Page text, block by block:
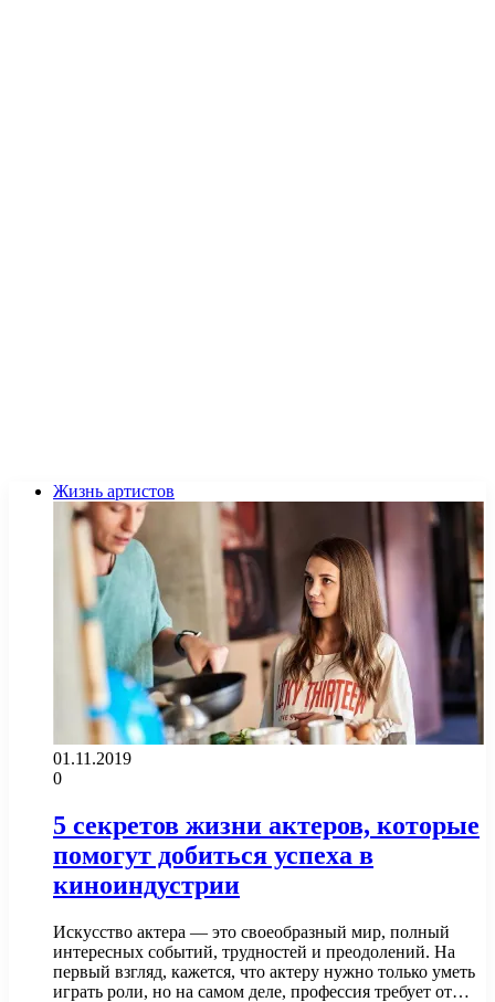
Жизнь артистов
01.11.2019
0
5 секретов жизни актеров, которые
помогут добиться успеха в
киноиндустрии
Искусство актера — это своеобразный мир, полный
интересных событий, трудностей и преодолений. На
первый взгляд, кажется, что актеру нужно только уметь
играть роли, но на самом деле, профессия требует от…